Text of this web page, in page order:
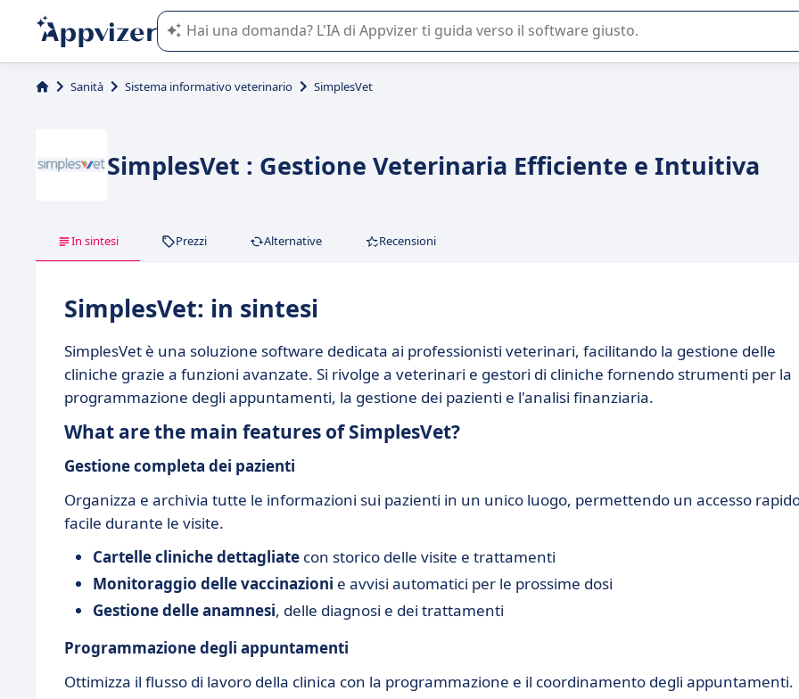
L'IA di Appvizer vi guida nell'utilizzo o nella scelta di un software SaaS per la vostra azienda.
Sanità Sistema informativo veterinario SimplesVet
SimplesVet : Gestione Veterinaria Efficiente e Intuitiva
In sintesi Prezzi Alternative Recensioni
SimplesVet: in sintesi
SimplesVet è una soluzione software dedicata ai professionisti veterinari, facilitando la gestione delle
cliniche grazie a funzioni avanzate. Si rivolge a veterinari e gestori di cliniche fornendo strumenti per la
programmazione degli appuntamenti, la gestione dei pazienti e l'analisi finanziaria.
What are the main features of SimplesVet?
Gestione completa dei pazienti
Organizza e archivia tutte le informazioni sui pazienti in un unico luogo, permettendo un accesso
facile durante le visite.
Cartelle cliniche dettagliate con storico delle visite e trattamenti
Monitoraggio delle vaccinazioni e avvisi automatici per le prossime dosi
Gestione delle anamnesi, delle diagnosi e dei trattamenti
Programmazione degli appuntamenti
Ottimizza il flusso di lavoro della clinica con la programmazione e il coordinamento degli appuntamenti.